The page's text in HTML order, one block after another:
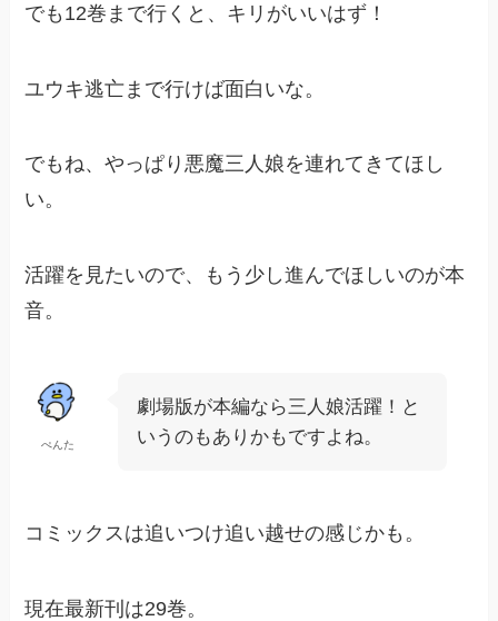
でも12巻まで行くと、キリがいいはず！
ユウキ逃亡まで行けば面白いな。
でもね、やっぱり悪魔三人娘を連れてきてほし
い。
活躍を見たいので、もう少し進んでほしいのが本
音。
ぺんた
劇場版が本編なら三人娘活躍！と
いうのもありかもですよね。
コミックスは追いつけ追い越せの感じかも。
現在最新刊は29巻。